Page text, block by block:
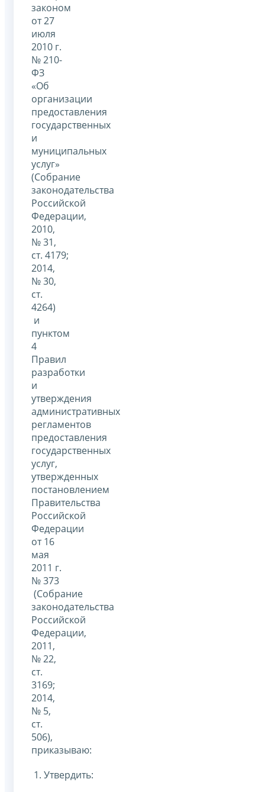
законом
от 27
июля
2010 г.
№ 210-
ФЗ
«Об
организации
предоставления
государственных
и
муниципальных
услуг»
(Собрание
законодательства
Российской
Федерации,
2010,
№ 31,
ст. 4179;
2014,
№ 30,
ст.
4264)
и
пунктом
4
Правил
разработки
и
утверждения
административных
регламентов
предоставления
государственных
услуг,
утвержденных
постановлением
Правительства
Российской
Федерации
от 16
мая
2011 г.
№ 373
(Собрание
законодательства
Российской
Федерации,
2011,
№ 22,
ст.
3169;
2014,
№ 5,
ст.
506),
приказываю:
1. Утвердить: